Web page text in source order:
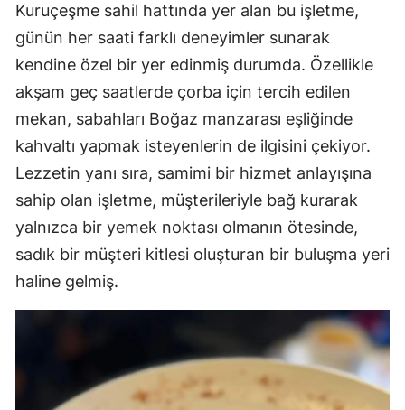
Kuruçeşme sahil hattında yer alan bu işletme,
günün her saati farklı deneyimler sunarak
kendine özel bir yer edinmiş durumda. Özellikle
akşam geç saatlerde çorba için tercih edilen
mekan, sabahları Boğaz manzarası eşliğinde
kahvaltı yapmak isteyenlerin de ilgisini çekiyor.
Lezzetin yanı sıra, samimi bir hizmet anlayışına
sahip olan işletme, müşterileriyle bağ kurarak
yalnızca bir yemek noktası olmanın ötesinde,
sadık bir müşteri kitlesi oluşturan bir buluşma yeri
haline gelmiş.